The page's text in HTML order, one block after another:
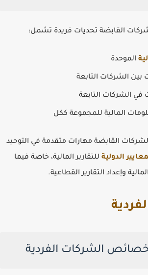
القابضة تحديات فريدة تشمل:
الموحدة
بين الشركات التابعة
في الشركات التابعة
المالية للمجموعة ككل
القابضة مهارات متقدمة في التوحيد
الدولية للتقارير المالية، خاصة فيما
وإعداد التقارير القطاعية.